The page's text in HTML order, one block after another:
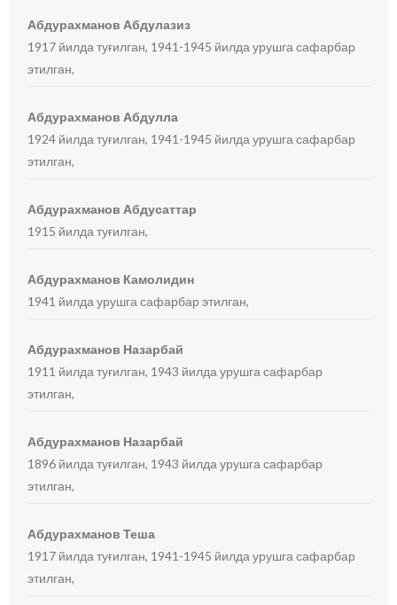
Абдурахманов Абдулазиз
1917 йилда туғилган, 1941-1945 йилда урушга сафарбар
этилган,
Абдурахманов Абдулла
1924 йилда туғилган, 1941-1945 йилда урушга сафарбар
этилган,
Абдурахманов Абдусаттар
1915 йилда туғилган,
Абдурахманов Камолидин
1941 йилда урушга сафарбар этилган,
Абдурахманов Назарбай
1911 йилда туғилган, 1943 йилда урушга сафарбар
этилган,
Абдурахманов Назарбай
1896 йилда туғилган, 1943 йилда урушга сафарбар
этилган,
Абдурахманов Теша
1917 йилда туғилган, 1941-1945 йилда урушга сафарбар
этилган,